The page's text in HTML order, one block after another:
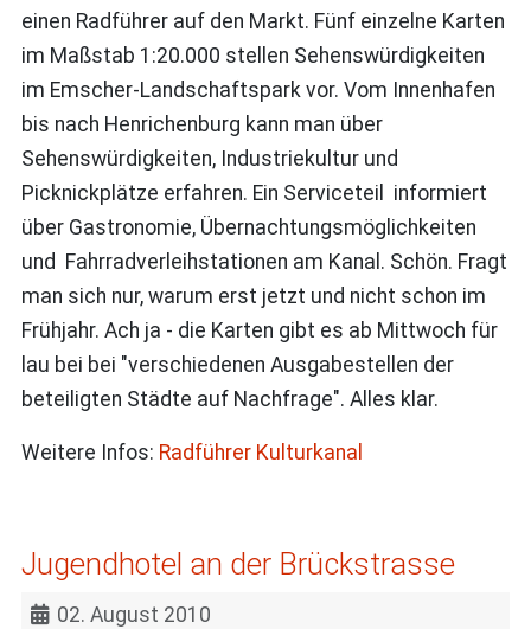
einen Radführer auf den Markt. Fünf einzelne Karten
im Maßstab 1:20.000 stellen Sehenswürdigkeiten
im Emscher-Landschaftspark vor. Vom Innenhafen
bis nach Henrichenburg kann man über
Sehenswürdigkeiten, Industriekultur und
Picknickplätze erfahren. Ein Serviceteil informiert
über Gastronomie, Übernachtungsmöglichkeiten
und Fahrradverleihstationen am Kanal. Schön. Fragt
man sich nur, warum erst jetzt und nicht schon im
Frühjahr. Ach ja - die Karten gibt es ab Mittwoch für
lau bei bei "verschiedenen Ausgabestellen der
beteiligten Städte auf Nachfrage". Alles klar.
Weitere Infos: Radführer Kulturkanal
Jugendhotel an der Brückstrasse
02. August 2010